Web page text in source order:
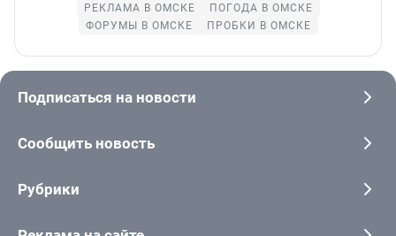
РЕКЛАМА В ОМСКЕ
ПОГОДА В ОМСКЕ
ФОРУМЫ В ОМСКЕ
ПРОБКИ В ОМСКЕ
Подписаться на новости
Сообщить новость
Рубрики